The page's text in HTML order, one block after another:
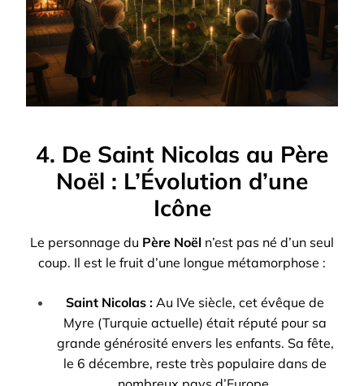
4. De Saint Nicolas au Père
Noël : L’Évolution d’une
Icône
Le personnage du Père Noël n’est pas né d’un seul
coup. Il est le fruit d’une longue métamorphose :
Saint Nicolas : Au IVe siècle, cet évêque de
Myre (Turquie actuelle) était réputé pour sa
grande générosité envers les enfants. Sa fête,
le 6 décembre, reste très populaire dans de